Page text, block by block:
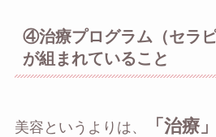
④治療プログラム（セラピ
が組まれていること
美容というよりは、 「治療」